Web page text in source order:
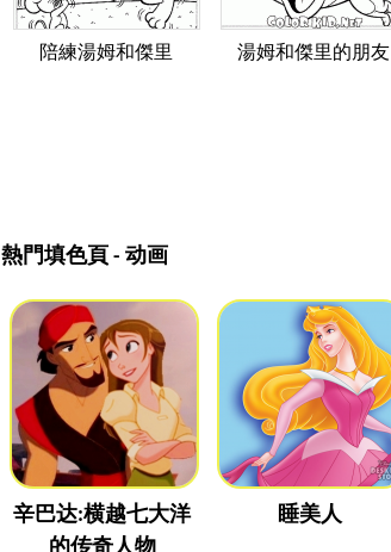
陪練湯姆和傑里 湯姆和傑里的朋友
熱門填色頁 - 动画
辛巴达:横越七大洋
睡美人